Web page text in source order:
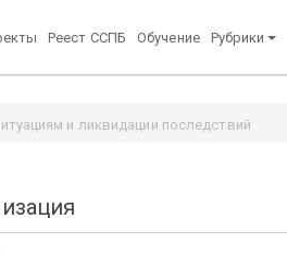
Реест ССПБ Обучение Рубрики
и ликвидации последствий